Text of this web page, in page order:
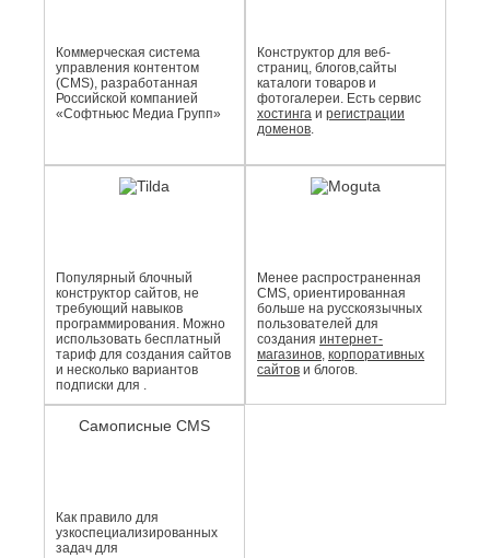
Коммерческая система
управления контентом
(CMS), разработанная
Российской компанией
«Софтньюс Медиа Групп»
Конструктор для веб-
страниц, блогов,сайты
каталоги товаров и
фотогалереи. Есть сервис
хостинга и регистрации
доменов.
Популярный блочный
конструктор сайтов, не
требующий навыков
программирования. Можно
использовать бесплатный
тариф для создания сайтов
и несколько вариантов
подписки для .
Менее распро­страненная
CMS, ориентированная
больше на русскоязычных
пользователей для
создания интернет-
магазинов, корпоративных
сайтов и блогов.
Самописные CMS
Как правило для
узкоспециали­зированных
задач для